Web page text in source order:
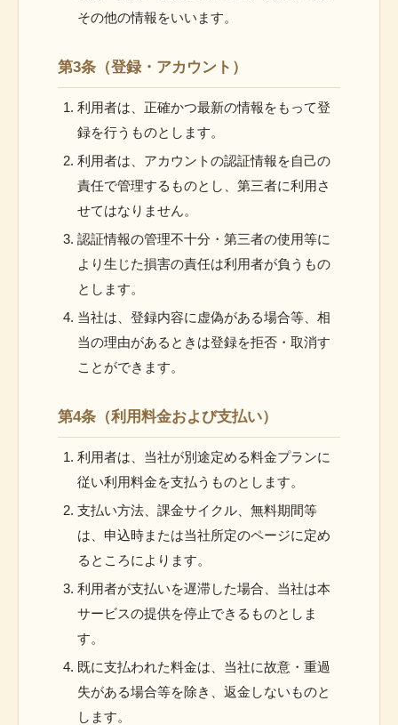
その他の情報をいいます。
第3条（登録・アカウント）
利用者は、正確かつ最新の情報をもって登
録を行うものとします。
利用者は、アカウントの認証情報を自己の
責任で管理するものとし、第三者に利用さ
せてはなりません。
認証情報の管理不十分・第三者の使用等に
より生じた損害の責任は利用者が負うもの
とします。
当社は、登録内容に虚偽がある場合等、相
当の理由があるときは登録を拒否・取消す
ことができます。
第4条（利用料金および支払い）
利用者は、当社が別途定める料金プランに
従い利用料金を支払うものとします。
支払い方法、課金サイクル、無料期間等
は、申込時または当社所定のページに定め
るところによります。
利用者が支払いを遅滞した場合、当社は本
サービスの提供を停止できるものとしま
す。
既に支払われた料金は、当社に故意・重過
失がある場合等を除き、返金しないものと
します。